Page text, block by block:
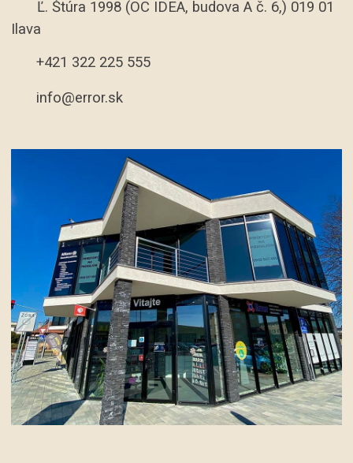
Ľ. Štúra 1998 (OC IDEA, budova A č. 6,) 019 01
Ilava
+421 322 225 555
info@error.sk